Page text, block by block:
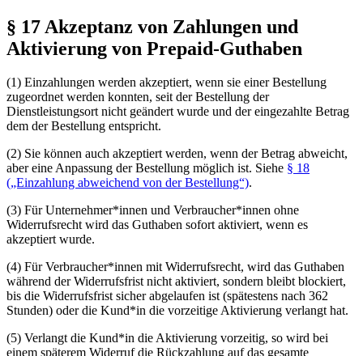
§ 17 Akzeptanz von Zahlungen und
Aktivierung von Prepaid-Guthaben
(1) Einzahlungen werden akzeptiert, wenn sie einer Bestellung
zugeordnet werden konnten, seit der Bestellung der
Dienstleistungsort nicht geändert wurde und der eingezahlte Betrag
dem der Bestellung entspricht.
(2) Sie können auch akzeptiert werden, wenn der Betrag abweicht,
aber eine Anpassung der Bestellung möglich ist. Siehe § 18
(„Einzahlung abweichend von der Bestellung“).
(3) Für Unternehmer*innen und Verbraucher*innen ohne
Widerrufsrecht wird das Guthaben sofort aktiviert, wenn es
akzeptiert wurde.
(4) Für Verbraucher*innen mit Widerrufsrecht, wird das Guthaben
während der Widerrufsfrist nicht aktiviert, sondern bleibt blockiert,
bis die Widerrufsfrist sicher abgelaufen ist (spätestens nach 362
Stunden) oder die Kund*in die vorzeitige Aktivierung verlangt hat.
(5) Verlangt die Kund*in die Aktivierung vorzeitig, so wird bei
einem späterem Widerruf die Rückzahlung auf das gesamte